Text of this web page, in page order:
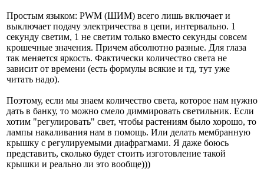
Простым языком: PWM (ШИМ) всего лишь включает и
выключает подачу электричества в цепи, интервально. 1
секунду светим, 1 не светим только вместо секунды совсем
крошечные значения. Причем абсолютно разные. Для глаза
так меняется яркость. Фактически количество света не
зависит от времени (есть формулы всякие и тд, тут уже
читать надо).
Поэтому, если мы знаем количество света, которое нам нужно
дать в банку, то можно смело диммировать светильник. Если
хотим "регулировать" свет, чтобы растениям было хорошо, то
лампы накаливания нам в помощь. Или делать мембранную
крышку с регулируемыми диафрагмами. Я даже боюсь
представить, сколько будет стоить изготовление такой
крышки и реально ли это вообще)))